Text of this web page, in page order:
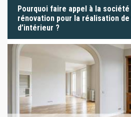
Pourquoi faire appel à la
rénovation pour la réalisation
d’intérieur ?